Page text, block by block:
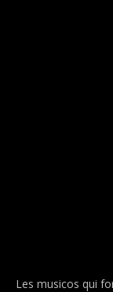
Les musicos qui